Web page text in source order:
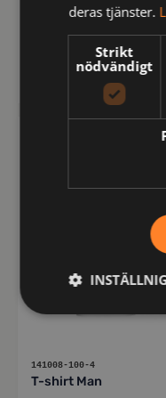
141023-100-100
inkl moms
141008-100-4
T-shirt Man
deras tjänster.
Strikt
nödvändigt